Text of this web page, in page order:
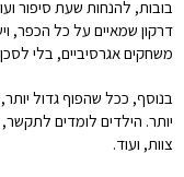
בובות, להנחות שעת סיפור
דרקון שמאיים על כל הכפר,
משחקים אגרסיביים, בלי
בנוסף, ככל שהפוף גדול
יותר. הילדים לומדים
צוות, ועוד.